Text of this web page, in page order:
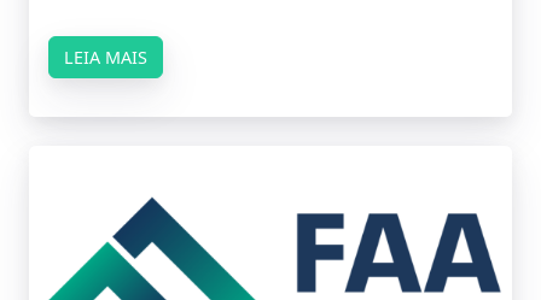
LEIA MAIS